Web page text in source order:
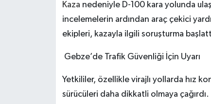
Kaza nedeniyle D-100 kara yolunda
incelemelerin ardından araç çekici
ekipleri, kazayla ilgili soruşturma
Gebze’de Trafik Güvenliği İçin Uyarı
Yetkililer, özellikle virajlı yollarda hız
sürücüleri daha dikkatli olmaya çağırdı.